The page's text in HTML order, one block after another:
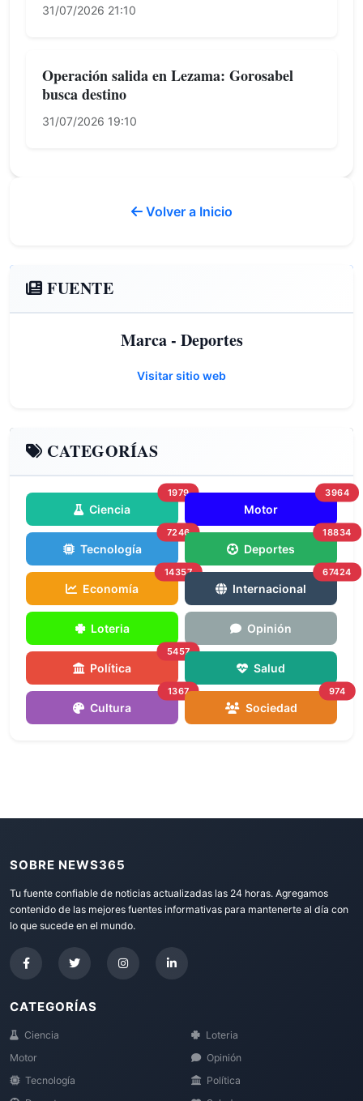
31/07/2026 21:10
Operación salida en Lezama: Gorosabel
busca destino
31/07/2026 19:10
Volver a Inicio
FUENTE
Marca - Deportes
Visitar sitio web
CATEGORÍAS
Ciencia
1979
Motor
3964
Tecnología
7246
Deportes
18834
Economía
14357
Internacional
67424
Loteria Opinión
Política
5457
Salud
Cultura
1367
Sociedad
974
SOBRE NEWS365
Tu fuente confiable de noticias actualizadas las 24 horas. Agregamos
contenido de las mejores fuentes informativas para mantenerte al día con
lo que sucede en el mundo.
CATEGORÍAS
Ciencia
Motor
Tecnología
Loteria
Opinión
Política